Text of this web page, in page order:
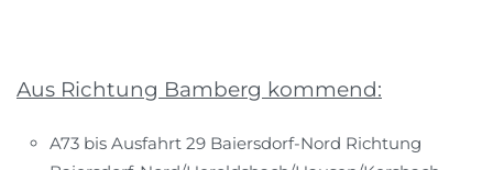
Aus Richtung Bamberg kommend:
A73 bis Ausfahrt 29 Baiersdorf-Nord Richtung